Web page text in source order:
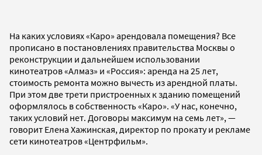
На каких условиях «Каро» арендовала помещения? Все
прописано в постановлениях правительства Москвы о
реконструкции и дальнейшем использовании
кинотеатров «Алмаз» и «Россия»: аренда на 25 лет,
стоимость ремонта можно вычесть из арендной платы.
При этом две трети пристроенных к зданию помещений
оформлялось в собственность «Каро». «У нас, конечно,
таких условий нет. Договоры максимум на семь лет», —
говорит Елена Хажинская, директор по прокату и рекламе
сети кинотеатров «Центрфильм».